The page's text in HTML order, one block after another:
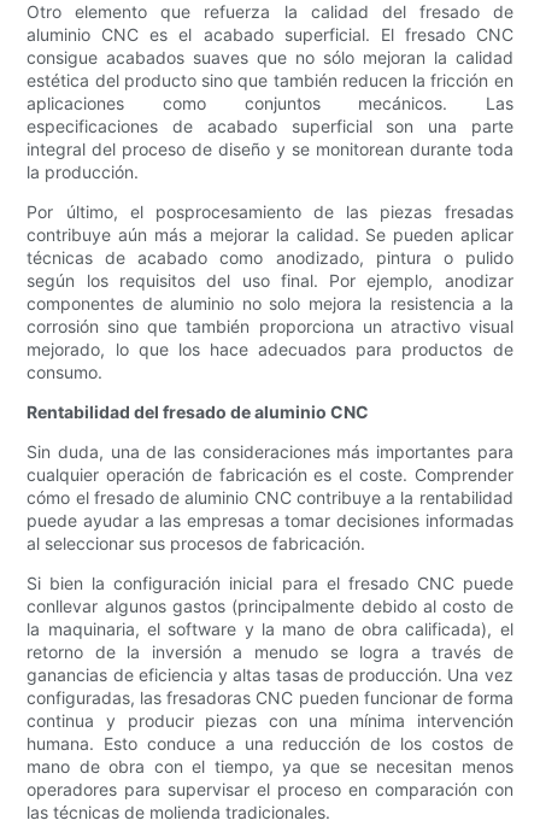
Otro elemento que refuerza la calidad del fresado de
aluminio CNC es el acabado superficial. El fresado CNC
consigue acabados suaves que no sólo mejoran la calidad
estética del producto sino que también reducen la fricción en
aplicaciones como conjuntos mecánicos. Las
especificaciones de acabado superficial son una parte
integral del proceso de diseño y se monitorean durante toda
la producción.
Por último, el posprocesamiento de las piezas fresadas
contribuye aún más a mejorar la calidad. Se pueden aplicar
técnicas de acabado como anodizado, pintura o pulido
según los requisitos del uso final. Por ejemplo, anodizar
componentes de aluminio no solo mejora la resistencia a la
corrosión sino que también proporciona un atractivo visual
mejorado, lo que los hace adecuados para productos de
consumo.
Rentabilidad del fresado de aluminio CNC
Sin duda, una de las consideraciones más importantes para
cualquier operación de fabricación es el coste. Comprender
cómo el fresado de aluminio CNC contribuye a la rentabilidad
puede ayudar a las empresas a tomar decisiones informadas
al seleccionar sus procesos de fabricación.
Si bien la configuración inicial para el fresado CNC puede
conllevar algunos gastos (principalmente debido al costo de
la maquinaria, el software y la mano de obra calificada), el
retorno de la inversión a menudo se logra a través de
ganancias de eficiencia y altas tasas de producción. Una vez
configuradas, las fresadoras CNC pueden funcionar de forma
continua y producir piezas con una mínima intervención
humana. Esto conduce a una reducción de los costos de
mano de obra con el tiempo, ya que se necesitan menos
operadores para supervisar el proceso en comparación con
las técnicas de molienda tradicionales.